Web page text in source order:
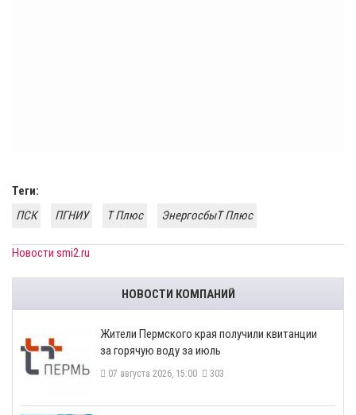
Теги:
ПСК
ПГНИУ Т Плюс ЭнергосбыТ Плюс
Новости smi2.ru
НОВОСТИ КОМПАНИЙ
​Жители Пермского края получили квитанции
за горячую воду за июль
07 августа 2026, 15:00 303